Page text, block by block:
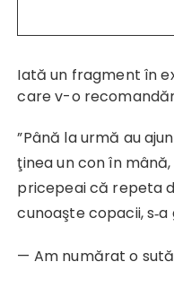
Iată un fragment în
care v-o
”Până la urmă au
ţinea un con în
pricepeai că repeta
cunoaşte copacii,
— Am numărat o sută